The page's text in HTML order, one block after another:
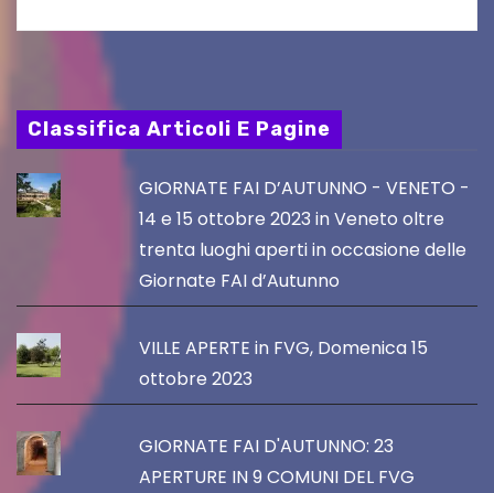
Classifica Articoli E Pagine
GIORNATE FAI D’AUTUNNO - VENETO -
14 e 15 ottobre 2023 in Veneto oltre
trenta luoghi aperti in occasione delle
Giornate FAI d’Autunno
VILLE APERTE in FVG, Domenica 15
ottobre 2023
GIORNATE FAI D'AUTUNNO: 23
APERTURE IN 9 COMUNI DEL FVG